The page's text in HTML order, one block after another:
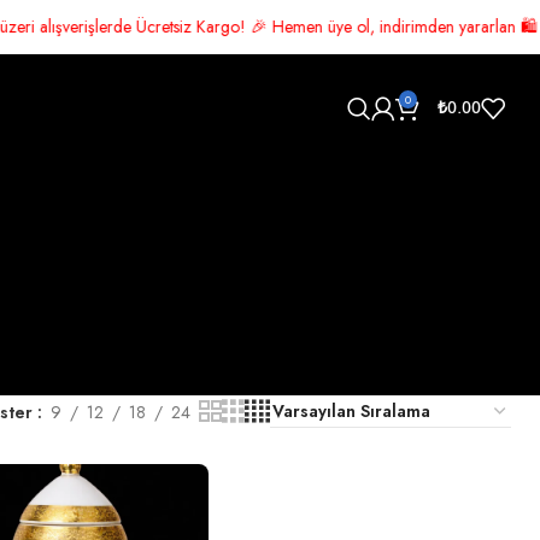
Ücretsiz Kargo! 🎉 Hemen üye ol, indirimden yararlan 🛍️ Şimdi
0 ₺0.00
9 12 18 24